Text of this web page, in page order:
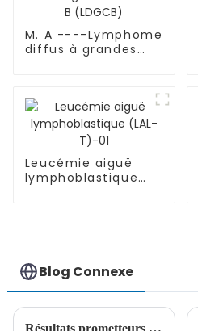
M. A ----Lymphome
diffus à grandes
Leucémie aiguë
lymphoblastique
Blog Connexe